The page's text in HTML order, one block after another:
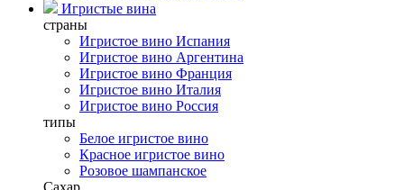
Игристые вина
страны
Игристое вино Испания
Игристое вино Аргентина
Игристое вино Франция
Игристое вино Италия
Игристое вино Россия
типы
Белое игристое вино
Красное игристое вино
Розовое шампанское
Сахар